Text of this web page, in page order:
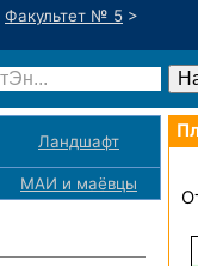
Факультет № 5 >
Ландшафт
МАИ и маёвцы